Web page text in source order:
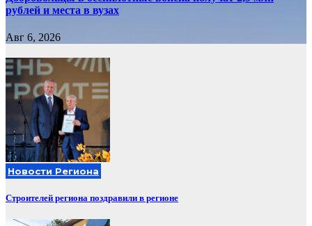
рублей и места в вузах
Авг 6, 2026
Новости Региона
Строителей региона поздравили в регионе